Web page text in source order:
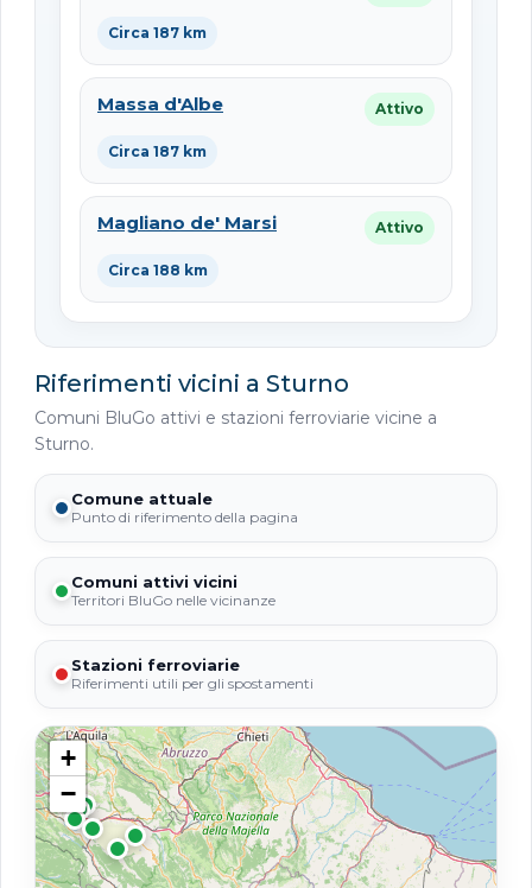
Circa 187 km
Massa d'Albe Attivo
Circa 187 km
Magliano de' Marsi Attivo
Circa 188 km
Riferimenti vicini a Sturno
Comuni BluGo attivi e stazioni ferroviarie vicine a
Sturno.
Comune attuale
Punto di riferimento della pagina
Comuni attivi vicini
Territori BluGo nelle vicinanze
Stazioni ferroviarie
Riferimenti utili per gli spostamenti
+
−